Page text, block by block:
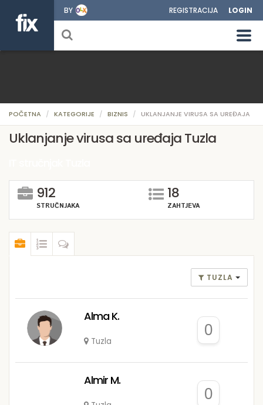
BY REGISTRACIJA LOGIN
POČETNA KATEGORIJE BIZNIS UKLANJANJE VIRUSA SA UREĐAJA
Uklanjanje virusa sa uređaja Tuzla
912
STRUČNJAKA
18
ZAHTJEVA
TUZLA
Alma K.
Tuzla
0
Almir M.
0